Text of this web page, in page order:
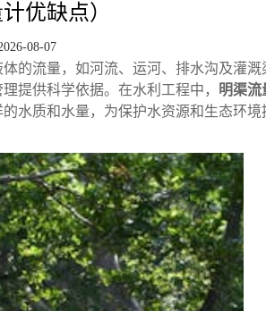
优缺点）
08-07
的流量，如河流、运河、排水沟及灌
提供科学依据。在水利工程中，
明渠流
水质和水量，为保护水资源和生态环